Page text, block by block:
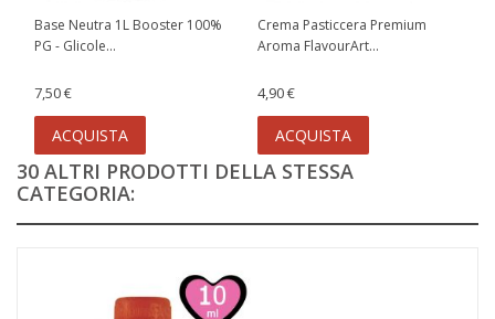
Base Neutra 1L Booster 100%
PG - Glicole...
7,50 €
ACQUISTA
Crema Pasticcera Premium
Aroma FlavourArt...
4,90 €
ACQUISTA
30 ALTRI PRODOTTI DELLA STESSA
CATEGORIA: